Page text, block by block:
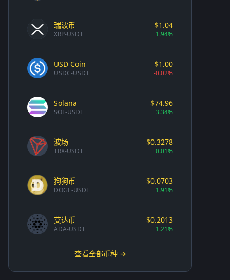
瑞波币
XRP-USDT
$1.04
+1.94%
USD Coin
USDC-USDT
$1.00
-0.02%
Solana
SOL-USDT
$74.96
+3.34%
波场
TRX-USDT
$0.3278
+0.01%
狗狗币
DOGE-USDT
$0.0703
+1.91%
艾达币
ADA-USDT
$0.2013
+1.21%
查看全部币种 →